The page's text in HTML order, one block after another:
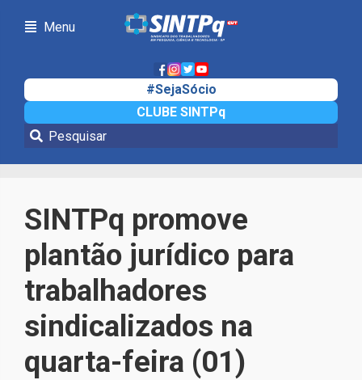
Menu
#SejaSócio
CLUBE SINTPq
Notícias
SINTPq promove
plantão jurídico para
trabalhadores
sindicalizados na
quarta-feira (01)